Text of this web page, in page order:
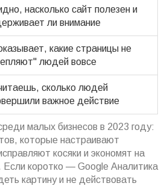
насколько сайт полезен и
ли внимание
какие страницы не
людей вовсе
сколько людей
важное действие
малых бизнесов в 2023 году:
которые настраивают
косяки и экономят на
коротко — Google Аналитика
картину и не действовать